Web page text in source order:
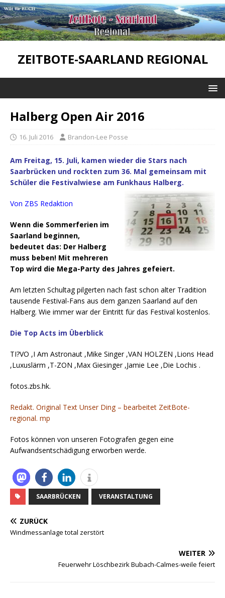
ZEITBOTE-SAARLAND REGIONAL
Halberg Open Air 2016
16. Juli 2016 Brandon-Lee Posse
Am Freitag, 15. Juli, kamen wieder die Stars nach
Saarbrücken und rockten zum 36. Mal gemeinsam mit
Schüler die Festivalwiese am Funkhaus Halberg.
Von ZBS Redaktion
Wenn die Sommerferien im
Saarland beginnen,
bedeutet das: Der Halberg
muss beben! Mit mehreren
Top wird die Mega-Party des Jahres gefeiert.
Am letzten Schultag pilgerten nach fast schon alter Tradition
tausende Festival-Fans aus dem ganzen Saarland auf den
Halberg. Wie immer war der Eintritt für das Festival kostenlos.
Die Top Acts im Überblick
TI?VO ,I Am Astronaut ,Mike Singer ,VAN HOLZEN ,Lions Head
,Luxuslärm ,T-ZON ,Max Giesinger ,Jamie Lee ,Die Lochis .
fotos.zbs.hk.
Redakt. Original Text Unser Ding – bearbeitet ZeitBote-
regional. mp
Fotos können von unseren Fotografen gegen eine
Aufwandsentschädigung erworben werde.
SAARBRÜCKEN VERANSTALTUNG
ZURÜCK
Windmessanlage total zerstört
WEITER
Feuerwehr Löschbezirk Bubach-Calmes-weile feiert